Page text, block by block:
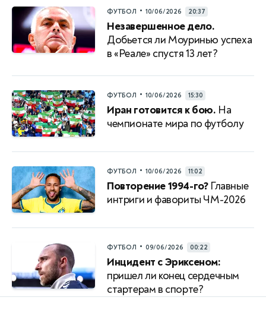
ФУТБОЛ • 10/06/2026 20:37
Незавершенное дело.
Добьется ли Моуринью успеха
в «Реале» спустя 13 лет?
ФУТБОЛ • 10/06/2026 15:30
Иран готовится к бою. На
чемпионате мира по футболу
ФУТБОЛ • 10/06/2026 11:02
Повторение 1994-го?Главные
интриги и фавориты ЧМ-2026
ФУТБОЛ • 09/06/2026 00:22
Инцидент с Эриксеном:
пришел ли конец сердечным
стартерам в спорте?